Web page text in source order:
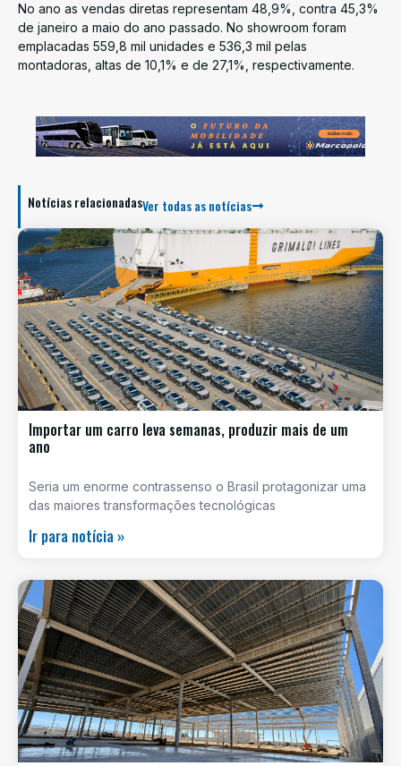
No ano as vendas diretas representam 48,9%, contra 45,3%
de janeiro a maio do ano passado. No showroom foram
emplacadas 559,8 mil unidades e 536,3 mil pelas
montadoras, altas de 10,1% e de 27,1%, respectivamente.
Notícias relacionadasVer todas as notícias
Importar um carro leva semanas, produzir mais de um
ano
Seria um enorme contrassenso o Brasil protagonizar uma
das maiores transformações tecnológicas
Ir para notícia »